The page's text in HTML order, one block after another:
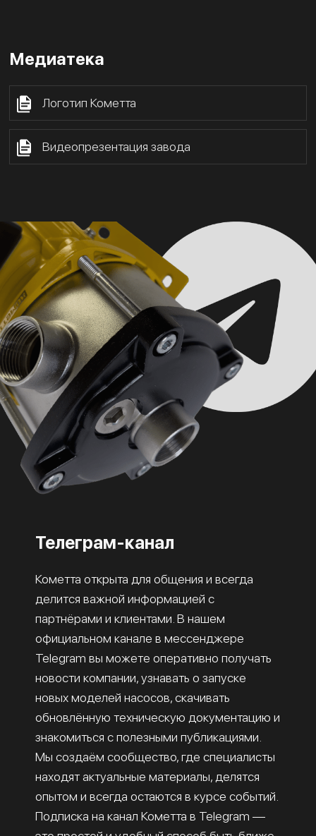
Медиатека
Логотип Кометта
Видеопрезентация завода
Телеграм-канал
Кометта открыта для общения и всегда
делится важной информацией с
партнёрами и клиентами. В нашем
официальном канале в мессенджере
Telegram вы можете оперативно получать
новости компании, узнавать о запуске
новых моделей насосов, скачивать
обновлённую техническую документацию и
знакомиться с полезными публикациями.
Мы создаём сообщество, где специалисты
находят актуальные материалы, делятся
опытом и всегда остаются в курсе событий.
Подписка на канал Кометта в Telegram —